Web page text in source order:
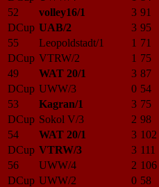
52
volley16/1 3 91
DCup UAB/2 3 95
55
Leopoldstadt/1 1 71
DCup VTRW/2 1 75
49
WAT 20/1 3 87
DCup UWW/3 0 54
53
Kagran/1 3 75
DCup Sokol V/3 2 98
54
WAT 20/1 3 102
DCup VTRW/3 3 111
56
UWW/4 2 106
DCup UWW/2 0 58